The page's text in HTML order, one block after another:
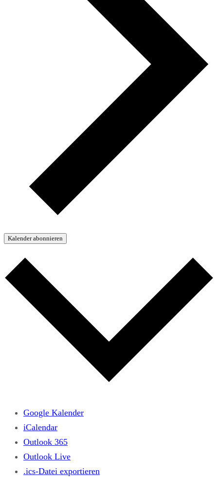
Kalender abonnieren
Google Kalender
iCalendar
Outlook 365
Outlook Live
.ics-Datei exportieren